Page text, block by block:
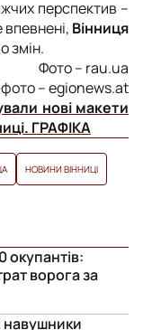
перспектив –
впевнені, Вінниця
змін.
Фото – rau.ua
– egionews.at
нові макети
ГРАФІКА
НОВИНИ ВІННИЦІ
окупантів:
ворога за
навушники